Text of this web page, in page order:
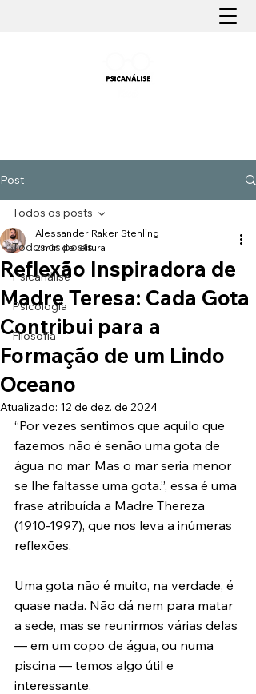
Post
Todos os posts
Psicanálise
Psicologia
Filosofia
Todos os posts
Reflexão Inspiradora de
Madre Teresa: Cada Gota
Contribui para a
Formação de um Lindo
Oceano
Alessander Raker Stehling
2 min de leitura
Atualizado: 12 de dez. de 2024
“Por vezes sentimos que aquilo que
fazemos não é senão uma gota de
água no mar. Mas o mar seria menor
se lhe faltasse uma gota.”, essa é uma
frase atribuída a Madre Thereza
(1910-1997), que nos leva a inúmeras
reflexões.
Uma gota não é muito, na verdade, é
quase nada. Não dá nem para matar
a sede, mas se reunirmos várias delas
— em um copo de água, ou numa
piscina — temos algo útil e
interessante.